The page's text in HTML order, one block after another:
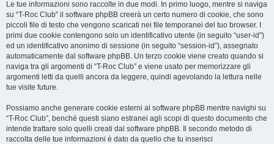
Le tue informazioni sono raccolte in due modi. In primo luogo, mentre si naviga
su “T-Roc Club” il software phpBB creerà un certo numero di cookie, che sono
piccoli file di testo che vengono scaricati nei file temporanei del tuo browser. I
primi due cookie contengono solo un identificativo utente (in seguito “user-id”)
ed un identificativo anonimo di sessione (in seguito “session-id”), assegnato
automaticamente dal software phpBB. Un terzo cookie viene creato quando si
naviga tra gli argomenti di “T-Roc Club” e viene usato per memorizzare gli
argomenti letti da quelli ancora da leggere, quindi agevolando la lettura nelle
tue visite future.
Possiamo anche generare cookie esterni al software phpBB mentre navighi su
“T-Roc Club”, benché questi siano estranei agli scopi di questo documento che
intende trattare solo quelli creati dal software phpBB. Il secondo metodo di
raccolta delle tue informazioni è dato da quello che tu inserisci